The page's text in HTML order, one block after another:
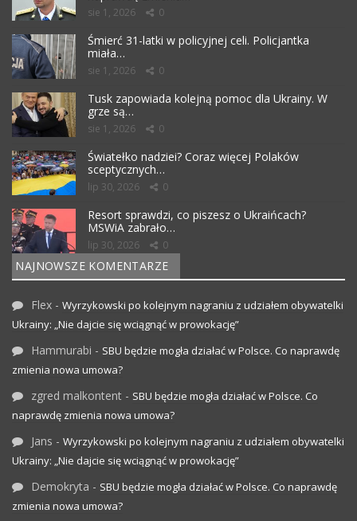
sie 1, 2026 0
Śmierć 31-latki w policyjnej celi. Policjantka
miała…
sie 1, 2026 0
Tusk zapowiada kolejną pomoc dla Ukrainy. W
grze są…
sie 1, 2026 0
Światełko nadziei? Coraz więcej Polaków
sceptycznych…
lip 30, 2026 0
Resort sprawdzi, co piszesz o Ukraińcach?
MSWiA zabrało…
lip 30, 2026 0
NAJNOWSZE KOMENTARZE
Flex - Wyrzykowski po kolejnym nagraniu z udziałem obywatelki
Ukrainy: „Nie dajcie się wciągnąć w prowokację”
Hammurabi - SBU będzie mogła działać w Polsce. Co naprawdę
zmienia nowa umowa?
zgred malkontent - SBU będzie mogła działać w Polsce. Co
naprawdę zmienia nowa umowa?
Jans - Wyrzykowski po kolejnym nagraniu z udziałem obywatelki
Ukrainy: „Nie dajcie się wciągnąć w prowokację”
Demokryta - SBU będzie mogła działać w Polsce. Co naprawdę
zmienia nowa umowa?